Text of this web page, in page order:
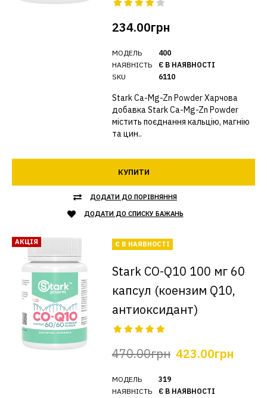
234.00грн
МОДЕЛЬ
НАЯВНІСТЬ
SKU
400
Є В НАЯВНОСТІ
6110
Stark Ca-Mg-Zn Powder Харчова
добавка Stark Ca-Mg-Zn Powder
містить поєднання кальцію, магнію
та цин..
КУПИТИ
ДОДАТИ ДО ПОРІВНЯННЯ
ДОДАТИ ДО СПИСКУ БАЖАНЬ
АКЦІЯ Є В НАЯВНОСТІ
Stark CO-Q10 100 мг 60
капсул (коензим Q10,
антиоксидант)
470.00грн 423.00грн
МОДЕЛЬ
НАЯВНІСТЬ
319
Є В НАЯВНОСТІ